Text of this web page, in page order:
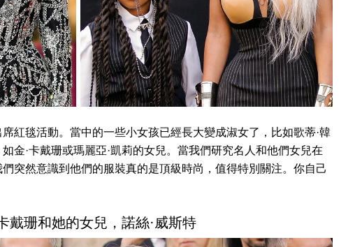
紅毯活動。當中的一些小女孩已經長大變成淑女了，比如歌蒂·韓
金·卡戴珊或瑪麗亞·凱莉的女兒。當我們研究名人和他們女兒在
突然意識到他們的服裝真的是頂級時尚，值得特別關注。你自己
戴珊和她的女兒，諾絲·威斯特